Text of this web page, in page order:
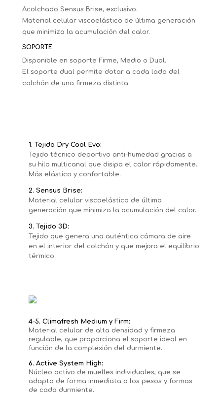
Acolchado Sensus Brise, exclusivo.
Material celular viscoelástico de última generación
que minimiza la acumulación del calor.
SOPORTE
Disponible en soporte Firme, Medio o Dual.
El soporte dual permite dotar a cada lado del
colchón de una firmeza distinta.
1. Tejido Dry Cool Evo:
Tejido técnico deportivo anti-humedad gracias a
su hilo multicanal que disipa el calor rápidamente.
Más elástico y confortable.
2. Sensus Brise:
Material celular viscoelástico de última
generación que minimiza la acumulación del calor.
3. Tejido 3D:
Tejido que genera una auténtica cámara de aire
en el interior del colchón y que mejora el equilibrio
térmico.
4-5. Climafresh Medium y Firm:
Material celular de alta densidad y firmeza
regulable, que proporciona el soporte ideal en
función de la complexión del durmiente.
6. Active System High:
Núcleo activo de muelles individuales, que se
adapta de forma inmediata a los pesos y formas
de cada durmiente.